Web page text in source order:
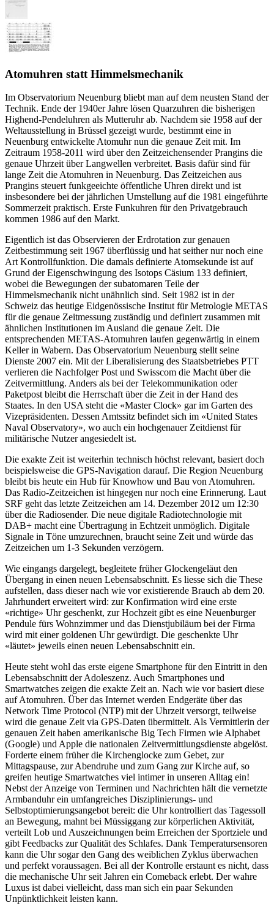
Atomuhren statt Himmelsmechanik
Im Observatorium Neuenburg bliebt man auf dem neusten Stand der
Technik. Ende der 1940er Jahre lösen Quarzuhren die bisherigen
Highend-Pendeluhren als Mutteruhr ab. Nachdem sie 1958 auf der
Weltausstellung in Brüssel gezeigt wurde, bestimmt eine in
Neuenburg entwickelte Atomuhr nun die genaue Zeit mit. Im
Zeitraum 1958-2011 wird über den Zeitzeichensender Prangins die
genaue Uhrzeit über Langwellen verbreitet. Basis dafür sind für
lange Zeit die Atomuhren in Neuenburg. Das Zeitzeichen aus
Prangins steuert funkgeeichte öffentliche Uhren direkt und ist
insbesondere bei der jährlichen Umstellung auf die 1981 eingeführte
Sommerzeit praktisch. Erste Funkuhren für den Privatgebrauch
kommen 1986 auf den Markt.
Eigentlich ist das Observieren der Erdrotation zur genauen
Zeitbestimmung seit 1967 überflüssig und hat seither nur noch eine
Art Kontrollfunktion. Die damals definierte Atomsekunde ist auf
Grund der Eigenschwingung des Isotops Cäsium 133 definiert,
wobei die Bewegungen der subatomaren Teile der
Himmelsmechanik nicht unähnlich sind. Seit 1982 ist in der
Schweiz das heutige Eidgenössische Institut für Metrologie METAS
für die genaue Zeitmessung zuständig und definiert zusammen mit
ähnlichen Institutionen im Ausland die genaue Zeit. Die
entsprechenden METAS-Atomuhren laufen gegenwärtig in einem
Keller in Wabern. Das Observatorium Neuenburg stellt seine
Dienste 2007 ein. Mit der Liberalisierung des Staatsbetriebes PTT
verlieren die Nachfolger Post und Swisscom die Macht über die
Zeitvermittlung. Anders als bei der Telekommunikation oder
Paketpost bleibt die Herrschaft über die Zeit in der Hand des
Staates. In den USA steht die «Master Clock» gar im Garten des
Vizepräsidenten. Dessen Amtssitz befindet sich im «United States
Naval Observatory», wo auch ein hochgenauer Zeitdienst für
militärische Nutzer angesiedelt ist.
Die exakte Zeit ist weiterhin technisch höchst relevant, basiert doch
beispielsweise die GPS-Navigation darauf. Die Region Neuenburg
bleibt bis heute ein Hub für Knowhow und Bau von Atomuhren.
Das Radio-Zeitzeichen ist hingegen nur noch eine Erinnerung. Laut
SRF geht das letzte Zeitzeichen am 14. Dezember 2012 um 12:30
über die Radiosender. Die neue digitale Radiotechnologie mit
DAB+ macht eine Übertragung in Echtzeit unmöglich. Digitale
Signale in Töne umzurechnen, braucht seine Zeit und würde das
Zeitzeichen um 1-3 Sekunden verzögern.
Wie eingangs dargelegt, begleitete früher Glockengeläut den
Übergang in einen neuen Lebensabschnitt. Es liesse sich die These
aufstellen, dass dieser nach wie vor existierende Brauch ab dem 20.
Jahrhundert erweitert wird: zur Konfirmation wird eine erste
«richtige» Uhr geschenkt, zur Hochzeit gibt es eine Neuenburger
Pendule fürs Wohnzimmer und das Dienstjubiläum bei der Firma
wird mit einer goldenen Uhr gewürdigt. Die geschenkte Uhr
«läutet» jeweils einen neuen Lebensabschnitt ein.
Heute steht wohl das erste eigene Smartphone für den Eintritt in den
Lebensabschnitt der Adoleszenz. Auch Smartphones und
Smartwatches zeigen die exakte Zeit an. Nach wie vor basiert diese
auf Atomuhren. Über das Internet werden Endgeräte über das
Network Time Protocol (NTP) mit der Uhrzeit versorgt, teilweise
wird die genaue Zeit via GPS-Daten übermittelt. Als Vermittlerin der
genauen Zeit haben amerikanische Big Tech Firmen wie Alphabet
(Google) und Apple die nationalen Zeitvermittlungsdienste abgelöst.
Forderte einem früher die Kirchenglocke zum Gebet, zur
Mittagspause, zur Abendruhe und zum Gang zur Kirche auf, so
greifen heutige Smartwatches viel intimer in unseren Alltag ein!
Nebst der Anzeige von Terminen und Nachrichten hält die vernetzte
Armbanduhr ein umfangreiches Disziplinierungs- und
Selbstoptimierungsangebot bereit: die Uhr kontrolliert das Tagessoll
an Bewegung, mahnt bei Müssiggang zur körperlichen Aktivität,
verteilt Lob und Auszeichnungen beim Erreichen der Sportziele und
gibt Feedbacks zur Qualität des Schlafes. Dank Temperatursensoren
kann die Uhr sogar den Gang des weiblichen Zyklus überwachen
und perfekt voraussagen. Bei all der Kontrolle erstaunt es nicht, dass
die mechanische Uhr seit Jahren ein Comeback erlebt. Der wahre
Luxus ist dabei vielleicht, dass man sich ein paar Sekunden
Unpünktlichkeit leisten kann.